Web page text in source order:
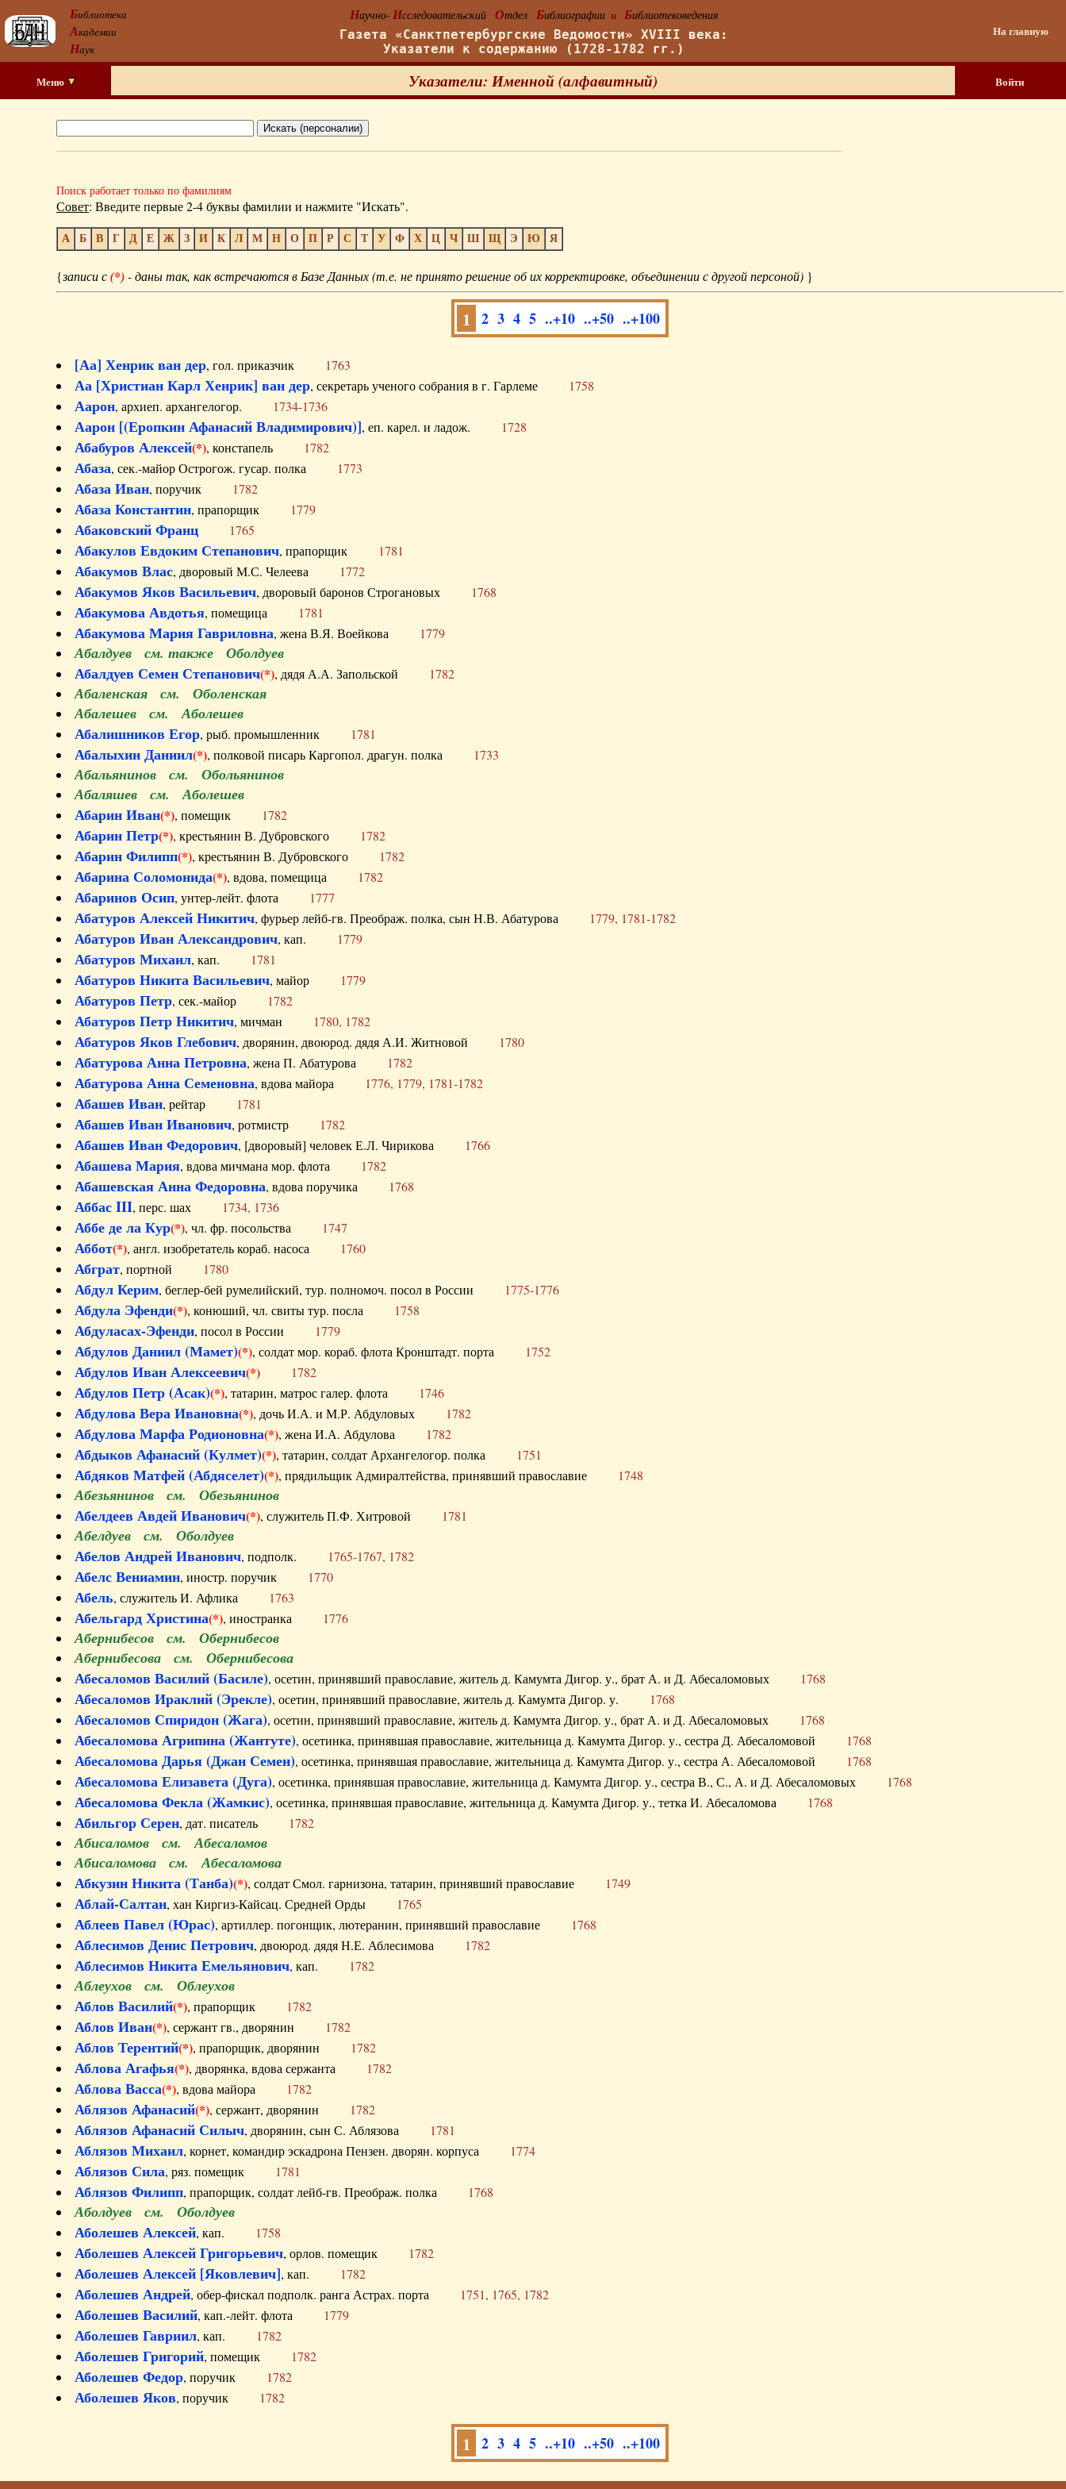
Библиотека
Академии
Наук
Научно- Исследовательский Отдел Библиографии и Библиотековедения
Газета «Санктпетербургские Ведомости» XVIII века:
Указатели к содержанию (1728-1782 гг.)
На главную
Меню Указатели: Именной (алфавитный) Войти
Поиск работает только по фамилиям
Совет: Введите первые 2-4 буквы фамилии и нажмите "Искать".
А Б В Г Д Е Ж З И К Л М Н О П Р С Т У Ф Х Ц Ч Ш Щ Э Ю Я
{записи с(*)- даны так, как встречаются в Базе Данных (т.е. не принято решение об их корректировке, объединении с другой персоной) }
1 2 3 4 5 ..+10 ..+50 ..+100
[Аа] Хенрик ван дер, гол. приказчик 1763
Аа [Христиан Карл Хенрик] ван дер, секретарь ученого собрания в г. Гарлеме 1758
Аарон, архиеп. архангелогор. 1734-1736
Аарон [(Еропкин Афанасий Владимирович)], еп. карел. и ладож. 1728
Абабуров Алексей(*), констапель 1782
Абаза, сек.-майор Острогож. гусар. полка 1773
Абаза Иван, поручик 1782
Абаза Константин, прапорщик 1779
Абаковский Франц 1765
Абакулов Евдоким Степанович, прапорщик 1781
Абакумов Влас, дворовый М.С. Челеева 1772
Абакумов Яков Васильевич, дворовый баронов Строгановых 1768
Абакумова Авдотья, помещица 1781
Абакумова Мария Гавриловна, жена В.Я. Воейкова 1779
Абалдуев см. также Оболдуев
Абалдуев Семен Степанович(*), дядя А.А. Запольской 1782
Абаленская см. Оболенская
Абалешев см. Аболешев
Абалишников Егор, рыб. промышленник 1781
Абалыхин Даниил(*), полковой писарь Каргопол. драгун. полка 1733
Абальянинов см. Обольянинов
Абаляшев см. Аболешев
Абарин Иван(*), помещик 1782
Абарин Петр(*), крестьянин В. Дубровского 1782
Абарин Филипп(*), крестьянин В. Дубровского 1782
Абарина Соломонида(*), вдова, помещица 1782
Абаринов Осип, унтер-лейт. флота 1777
Абатуров Алексей Никитич, фурьер лейб-гв. Преображ. полка, сын Н.В. Абатурова 1779, 1781-1782
Абатуров Иван Александрович, кап. 1779
Абатуров Михаил, кап. 1781
Абатуров Никита Васильевич, майор 1779
Абатуров Петр, сек.-майор 1782
Абатуров Петр Никитич, мичман 1780, 1782
Абатуров Яков Глебович, дворянин, двоюрод. дядя А.И. Житновой 1780
Абатурова Анна Петровна, жена П. Абатурова 1782
Абатурова Анна Семеновна, вдова майора 1776, 1779, 1781-1782
Абашев Иван, рейтар 1781
Абашев Иван Иванович, ротмистр 1782
Абашев Иван Федорович, [дворовый] человек Е.Л. Чирикова 1766
Абашева Мария, вдова мичмана мор. флота 1782
Абашевская Анна Федоровна, вдова поручика 1768
Аббас III, перс. шах 1734, 1736
Аббе де ла Кур(*), чл. фр. посольства 1747
Аббот(*), англ. изобретатель кораб. насоса 1760
Абграт, портной 1780
Абдул Керим, беглер-бей румелийский, тур. полномоч. посол в России 1775-1776
Абдула Эфенди(*), конюший, чл. свиты тур. посла 1758
Абдуласах-Эфенди, посол в России 1779
Абдулов Даниил (Мамет)(*), солдат мор. кораб. флота Кронштадт. порта 1752
Абдулов Иван Алексеевич(*) 1782
Абдулов Петр (Асак)(*), татарин, матрос галер. флота 1746
Абдулова Вера Ивановна(*), дочь И.А. и М.Р. Абдуловых 1782
Абдулова Марфа Родионовна(*), жена И.А. Абдулова 1782
Абдыков Афанасий (Кулмет)(*), татарин, солдат Архангелогор. полка 1751
Абдяков Матфей (Абдяселет)(*), прядильщик Адмиралтейства, принявший православие 1748
Абезьянинов см. Обезьянинов
Абелдеев Авдей Иванович(*), служитель П.Ф. Хитровой 1781
Абелдуев см. Оболдуев
Абелов Андрей Иванович, подполк. 1765-1767, 1782
Абелс Вениамин, иностр. поручик 1770
Абель, служитель И. Афлика 1763
Абельгард Христина(*), иностранка 1776
Абернибесов см. Обернибесов
Абернибесова см. Обернибесова
Абесаломов Василий (Басиле), осетин, принявший православие, житель д. Камумта Дигор. у., брат А. и Д. Абесаломовых 1768
Абесаломов Ираклий (Эрекле), осетин, принявший православие, житель д. Камумта Дигор. у. 1768
Абесаломов Спиридон (Жага), осетин, принявший православие, житель д. Камумта Дигор. у., брат А. и Д. Абесаломовых 1768
Абесаломова Агрипина (Жантуте), осетинка, принявшая православие, жительница д. Камумта Дигор. у., сестра Д. Абесаломовой 1768
Абесаломова Дарья (Джан Семен), осетинка, принявшая православие, жительница д. Камумта Дигор. у., сестра А. Абесаломовой 1768
Абесаломова Елизавета (Дуга), осетинка, принявшая православие, жительница д. Камумта Дигор. у., сестра В., С., А. и Д. Абесаломовых 1768
Абесаломова Фекла (Жамкис), осетинка, принявшая православие, жительница д. Камумта Дигор. у., тетка И. Абесаломова 1768
Абильгор Серен, дат. писатель 1782
Абисаломов см. Абесаломов
Абисаломова см. Абесаломова
Абкузин Никита (Танба)(*), солдат Смол. гарнизона, татарин, принявший православие 1749
Аблай-Салтан, хан Киргиз-Кайсац. Средней Орды 1765
Аблеев Павел (Юрас), артиллер. погонщик, лютеранин, принявший православие 1768
Аблесимов Денис Петрович, двоюрод. дядя Н.Е. Аблесимова 1782
Аблесимов Никита Емельянович, кап. 1782
Аблеухов см. Облеухов
Аблов Василий(*), прапорщик 1782
Аблов Иван(*), сержант гв., дворянин 1782
Аблов Терентий(*), прапорщик, дворянин 1782
Аблова Агафья(*), дворянка, вдова сержанта 1782
Аблова Васса(*), вдова майора 1782
Аблязов Афанасий(*), сержант, дворянин 1782
Аблязов Афанасий Силыч, дворянин, сын С. Аблязова 1781
Аблязов Михаил, корнет, командир эскадрона Пензен. дворян. корпуса 1774
Аблязов Сила, ряз. помещик 1781
Аблязов Филипп, прапорщик, солдат лейб-гв. Преображ. полка 1768
Аболдуев см. Оболдуев
Аболешев Алексей, кап. 1758
Аболешев Алексей Григорьевич, орлов. помещик 1782
Аболешев Алексей [Яковлевич], кап. 1782
Аболешев Андрей, обер-фискал подполк. ранга Астрах. порта 1751, 1765, 1782
Аболешев Василий, кап.-лейт. флота 1779
Аболешев Гавриил, кап. 1782
Аболешев Григорий, помещик 1782
Аболешев Федор, поручик 1782
Аболешев Яков, поручик 1782
1 2 3 4 5 ..+10 ..+50 ..+100